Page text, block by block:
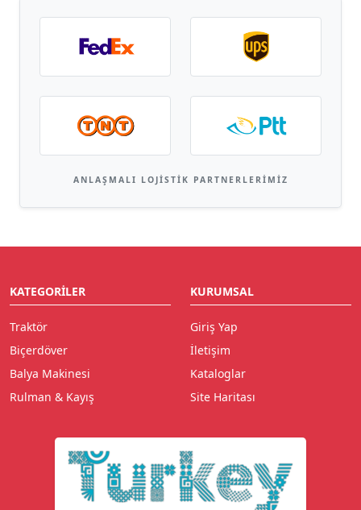
ANLAŞMALI LOJISTIK PARTNERLERIMIZ
KATEGORILER
Traktör
Biçerdöver
Balya Makinesi
Rulman & Kayış
KURUMSAL
Giriş Yap
İletişim
Kataloglar
Site Haritası